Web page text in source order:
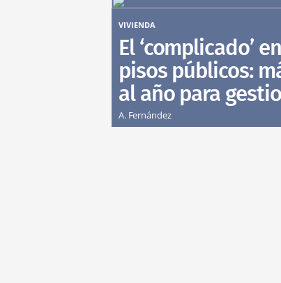
VIVIENDA
El ‘complicado’
pisos públicos:
al año para
A. Fernández